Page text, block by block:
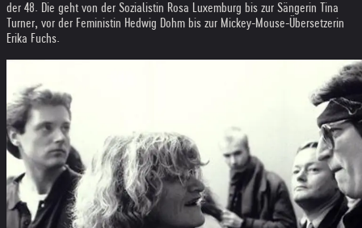
der 48. Die geht von der Sozialistin Rosa Luxemburg bis zur Sängerin Tina
Turner, vor der Feministin Hedwig Dohm bis zur Mickey-Mouse-Übersetzerin
Erika Fuchs.